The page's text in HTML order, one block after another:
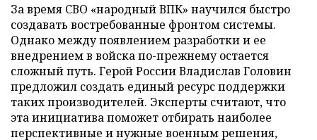
За время СВО «народный ВПК» научился быстро
создавать востребованные фронтом системы.
Однако между появлением разработки и ее
внедрением в войска по-прежнему остается
сложный путь. Герой России Владислав Головин
предложил создать единый ресурс поддержки
таких производителей. Эксперты считают, что
эта инициатива поможет отбирать наиболее
перспективные и нужные военным решения,